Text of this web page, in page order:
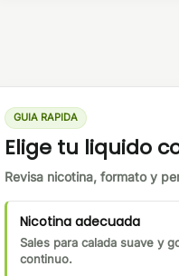
GUIA RAPIDA
Elige tu liquido
Revisa nicotina, formato y
Nicotina adecuada
Sales para calada suave y
continuo.